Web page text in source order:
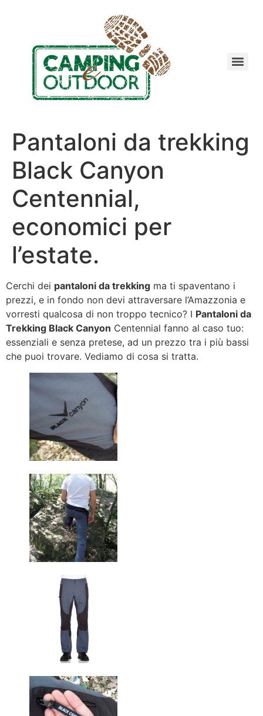
Pantaloni da trekking
Black Canyon
Centennial,
economici per
l’estate.
Cerchi dei pantaloni da trekking ma ti spaventano i
prezzi, e in fondo non devi attraversare l’Amazzonia e
vorresti qualcosa di non troppo tecnico? I Pantaloni da
Trekking Black Canyon Centennial fanno al caso tuo:
essenziali e senza pretese, ad un prezzo tra i più bassi
che puoi trovare. Vediamo di cosa si tratta.